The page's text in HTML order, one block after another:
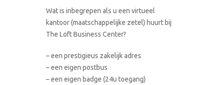
Wat is inbegrepen als u een virtueel
kantoor (maatschappelijke zetel) huurt bij
The Loft Business Center?
– een prestigieus zakelijk adres
– een eigen postbus
– een eigen badge (24u toegang)